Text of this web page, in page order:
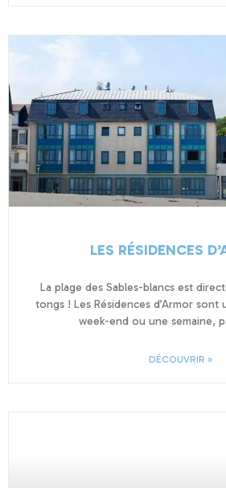
LES RÉSIDENCES
La plage des Sables-blancs est
tongs ! Les Résidences d’Armor sont
week-end ou une semaine,
DÉCOUVRIR »